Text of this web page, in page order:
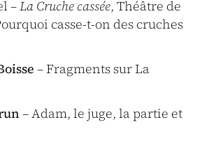
–La Cruche cassée, Théâtre de
casse-t-on des cruches
– Fragments sur La
– Adam, le juge, la partie et